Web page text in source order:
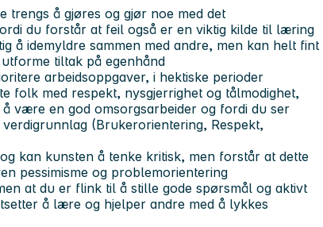
trengs å gjøres og gjør noe med det
du forstår at feil også er en viktig kilde til læring
å idemyldre sammen med andre, men kan helt fint
tiltak på egenhånd
arbeidsoppgaver, i hektiske perioder
folk med respekt, nysgjerrighet og tålmodighet,
være en god omsorgsarbeider og fordi du ser
(Brukerorientering, Respekt,
kan kunsten å tenke kritisk, men forstår at dette
pessimisme og problemorientering
at du er flink til å stille gode spørsmål og aktivt
å lære og hjelper andre med å lykkes